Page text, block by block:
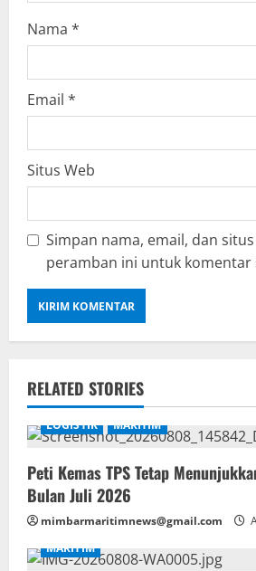
Nama *
Email *
Situs Web
Simpan nama, email, dan
peramban ini untuk komentar
RELATED STORIES
LOGISTIK MARITIM
Peti Kemas TPS Tetap
Bulan Juli 2026
mimbarmaritimnews@gmail.com
MARITIM